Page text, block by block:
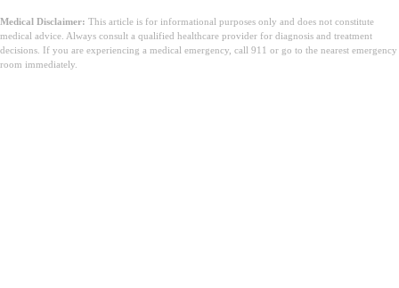
Medical Disclaimer: This article is for informational purposes only and does not constitute
medical advice. Always consult a qualified healthcare provider for diagnosis and treatment
decisions. If you are experiencing a medical emergency, call 911 or go to the nearest emergency
room immediately.